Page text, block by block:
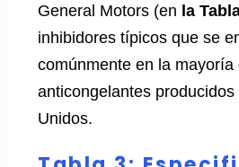
General Motors (en la
inhibidores típicos que se
comúnmente en la mayoría
anticongelantes
Unidos.